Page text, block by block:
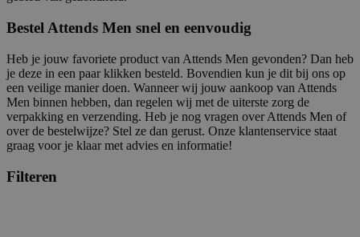
Bestel Attends Men snel en eenvoudig
Heb je jouw favoriete product van Attends Men gevonden? Dan heb
je deze in een paar klikken besteld. Bovendien kun je dit bij ons op
een veilige manier doen. Wanneer wij jouw aankoop van Attends
Men binnen hebben, dan regelen wij met de uiterste zorg de
verpakking en verzending. Heb je nog vragen over Attends Men of
over de bestelwijze? Stel ze dan gerust. Onze klantenservice staat
graag voor je klaar met advies en informatie!
Filteren